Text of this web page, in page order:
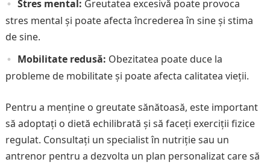
Stres mental: Greutatea excesivă poate provoca
stres mental și poate afecta încrederea în sine și stima
de sine.
Mobilitate redusă: Obezitatea poate duce la
probleme de mobilitate și poate afecta calitatea vieții.
Pentru a menține o greutate sănătoasă, este important
să adoptați o dietă echilibrată și să faceți exerciții fizice
regulat. Consultați un specialist în nutriție sau un
antrenor pentru a dezvolta un plan personalizat care să